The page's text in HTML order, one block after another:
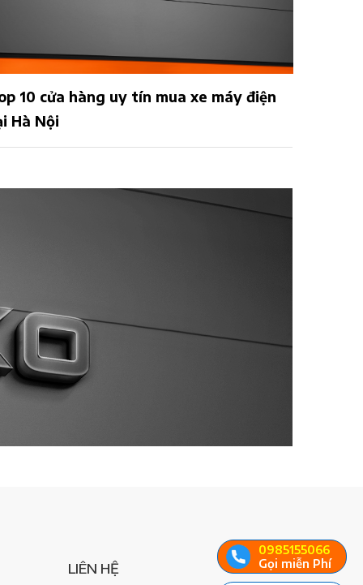
10 cửa hàng uy tín mua xe máy điện
Hà Nội
0985155066
Gọi miễn Phí
LIÊN HỆ